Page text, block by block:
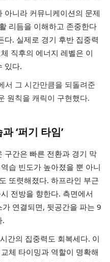
아니라 커뮤니케이션의 문제
리듬을 이해하고 존중한다
다. 실제로 경기 후반 집중력
직후의 에너지 레벨은 이
있다.
서 그 시간만큼을 되돌려준
원칙을 캐릭이 구현했다.
‘퍼기 타임’
구간은 빠른 전환과 경기 막
습 빈도가 높아졌을 뿐 아니
또렷해졌다. 하프라인 부근
전방을 향한다. 측면에서
연결되면, 뒷공간을 파는 9
.
간의 집중력도 회복세다. 이
체 타이밍과 역할이 명확해